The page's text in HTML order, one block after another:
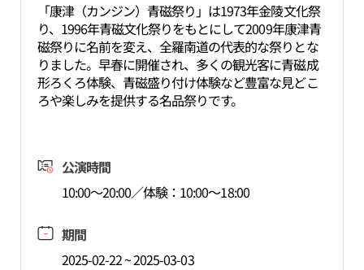
「康津（カンジン）青磁祭り」は1973年金陵文化祭
り、1996年青磁文化祭りをもとにして2009年康津青
磁祭りに名前を変え、全羅南道の代表的な祭りとな
りました。早春に開催され、多くの観光客に青磁成
形ろくろ体験、青磁盛り付け体験など豊富な見どこ
ろや楽しみを提供する名品祭りです。
公演時間
10:00～20:00／体験：10:00～18:00
期間
2025-02-22 ~ 2025-03-03